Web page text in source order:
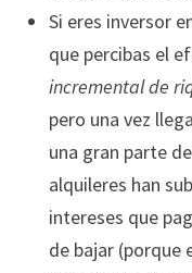
Si eres inversor
que percibas el
incremental de
pero una vez
una gran parte
alquileres han
intereses que
de bajar (porque